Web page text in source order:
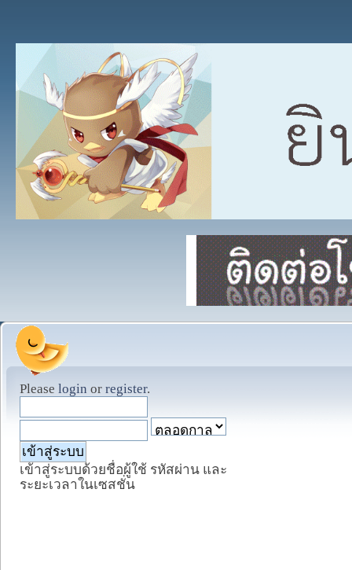
Please login or register.
เข้าสู่ระบบด้วยชื่อผู้ใช้ รหัสผ่าน และ
ระยะเวลาในเซสชั่น